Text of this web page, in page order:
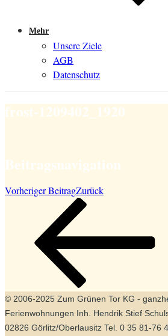
Mehr
Unsere Ziele
AGB
Datenschutz
frost-1209402_1920
Beitragsnavigation
Vorheriger BeitragZurück
© 2006-2025 Zum Grünen Tor KG -
Ferienwohnungen Inh. Hendrik Stief
02826 Görlitz/Oberlausitz Tel. 0 35 81-76